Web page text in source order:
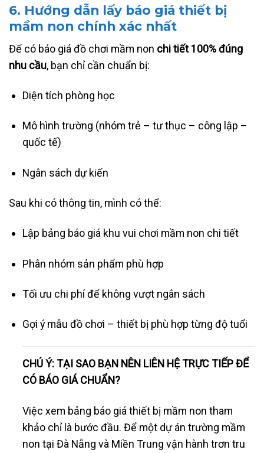
6. Hướng dẫn lấy báo giá thiết bị
mầm non chính xác nhất
Để có báo giá đồ chơi mầm non chi tiết 100% đúng
nhu cầu, bạn chỉ cần chuẩn bị:
Diện tích phòng học
Mô hình trường (nhóm trẻ – tư thục – công lập –
quốc tế)
Ngân sách dự kiến
Sau khi có thông tin, mình có thể:
Lập bảng báo giá khu vui chơi mầm non chi tiết
Phân nhóm sản phẩm phù hợp
Tối ưu chi phí để không vượt ngân sách
Gợi ý mẫu đồ chơi – thiết bị phù hợp từng độ tuổi
CHÚ Ý: TẠI SAO BẠN NÊN LIÊN HỆ TRỰC TIẾP ĐỂ
CÓ BÁO GIÁ CHUẨN?
Việc xem bảng báo giá thiết bị mầm non tham
khảo chỉ là bước đầu. Để một dự án trường mầm
non tại Đà Nẵng và Miền Trung vận hành trơn tru